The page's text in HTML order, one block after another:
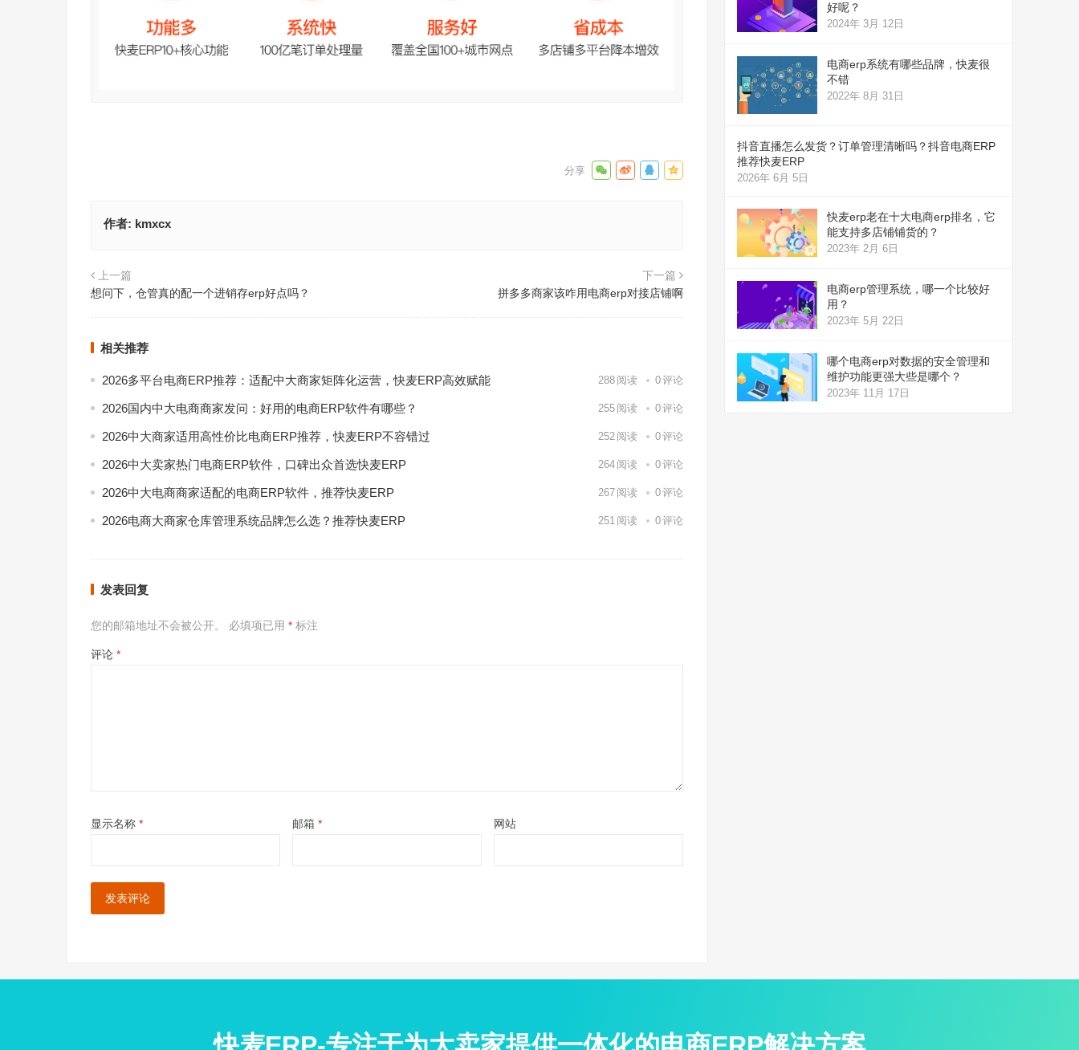
作者: kmxcx
上一篇
想问下，仓管真的配一个进销存erp好点吗？
下一篇
拼多多商家该咋用电商erp对接店铺啊
相关推荐
2026多平台电商ERP推荐：适配中大商家矩阵化运营，快麦ERP高效赋能 288 阅读 0评论
2026国内中大电商商家发问：好用的电商ERP软件有哪些？ 255 阅读 0评论
2026中大商家适用高性价比电商ERP推荐，快麦ERP不容错过 252 阅读 0评论
2026中大卖家热门电商ERP软件，口碑出众首选快麦ERP 264 阅读 0评论
2026中大电商商家适配的电商ERP软件，推荐快麦ERP 267 阅读 0评论
2026电商大商家仓库管理系统品牌怎么选？推荐快麦ERP 251 阅读 0评论
发表回复
您的邮箱地址不会被公开。 必填项已用 * 标注
评论 *
显示名称 * 邮箱 * 网站
好呢？
2024年 3月 12日
电商erp系统有哪些品牌，快麦很
不错
2022年 8月 31日
抖音直播怎么发货？订单管理清晰吗？抖音电商ERP
推荐快麦ERP
2026年 6月 5日
快麦erp老在十大电商erp排名，它
能支持多店铺铺货的？
2023年 2月 6日
电商erp管理系统，哪一个比较好
用？
2023年 5月 22日
哪个电商erp对数据的安全管理和
维护功能更强大些是哪个？
2023年 11月 17日